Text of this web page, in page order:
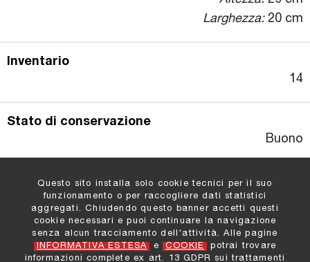
Larghezza: 20 cm
Inventario
14
Stato di conservazione
Buono
Comune di Padova :
Settore Cultura e Turismo
Informazioni e Contatti
Questo sito installa solo cookie tecnici per il suo
funzionamento o per raccogliere dati statistici
aggregati. Chiudendo questo banner accetti questi
cookie necessari e puoi continuare la navigazione
senza alcun tracciamento dell'attività. Alle pagine
INFORMATIVA ESTESA
e COOKIE
potrai trovare
informazioni complete ex art. 13 GDPR sui trattamenti